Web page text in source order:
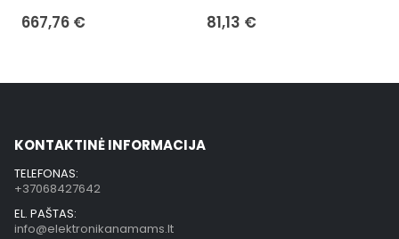
667,76 € 81,13 €
KONTAKTINĖ INFORMACIJA
TELEFONAS:
+37068427642
EL. PAŠTAS:
info@elektronikanamams.lt